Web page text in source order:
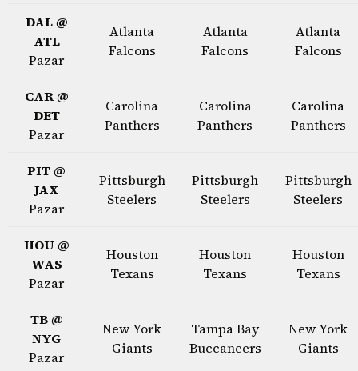
DAL @
ATL
Pazar
Atlanta
Falcons
Atlanta
Falcons
Atlanta
Falcons
CAR @
DET
Pazar
Carolina
Panthers
Carolina
Panthers
Carolina
Panthers
PIT @
JAX
Pazar
Pittsburgh
Steelers
Pittsburgh
Steelers
Pittsburgh
Steelers
HOU @
WAS
Pazar
Houston
Texans
Houston
Texans
Houston
Texans
TB @
NYG
Pazar
New York
Giants
Tampa Bay
Buccaneers
New York
Giants